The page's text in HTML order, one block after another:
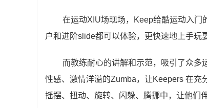
在运动XIU场现场，Keep给酷运动入门
户和进阶slide都可以体验，更快速地上手玩
而教练耐心的讲解和示范，吸引了众多
性感、激情洋溢的Zumba，让Keepers 在充
摇摆、扭动、旋转、闪躲、腾挪中，让他们